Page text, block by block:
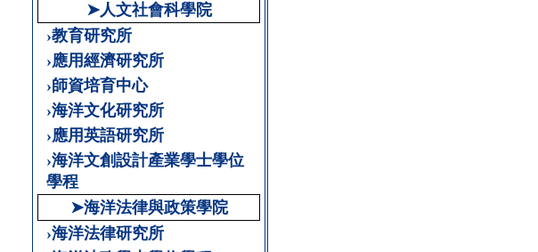
➤人文社會科學院
›教育研究所
›應用經濟研究所
›師資培育中心
›海洋文化研究所
›應用英語研究所
›海洋文創設計產業學士學位
學程
➤海洋法律與政策學院
›海洋法律研究所